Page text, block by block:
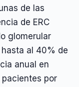
de las
de ERC
glomerular
al 40% de
anual en
pacientes por